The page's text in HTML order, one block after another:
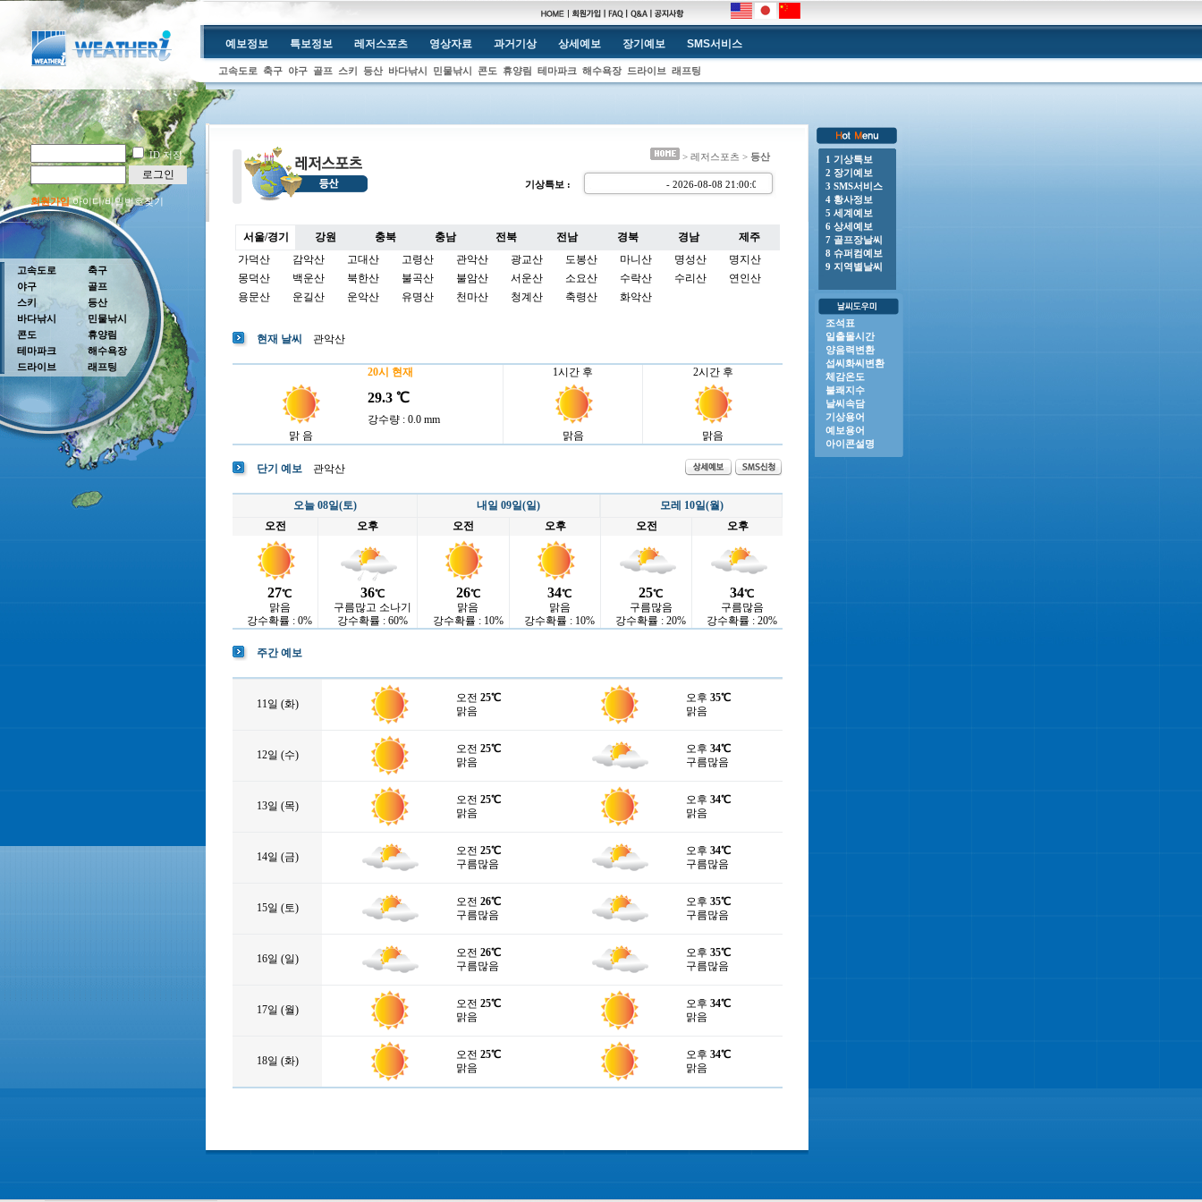
ID 저장
로그인
회원가입아이디/비밀번호찾기
예보정보 특보정보 레저스포츠 영상자료 과거기상 상세예보 장기예보 SMS서비스
고속도로 축구 야구 골프 스키 등산 바다낚시 민물낚시 콘도 휴양림 테마파크 해수욕장 드라이브 래프팅
> 레저스포츠 > 등산
기상특보 : - 2026-08-08 21:00:00 o 강풍주의보 : 전라남도(거문도.초도, 완도여서도), 제주도(제주도산지, 추자도, 제주시동부, 서귀
고속도로
야구
스키
바다낚시
콘도
테마파크
드라이브
축구
골프
등산
민물낚시
휴양림
해수욕장
래프팅
서울/경기 강원 충북 충남 전북 전남 경북 경남
제주
가덕산
감악산 고대산 고령산 관악산 광교산 도봉산 마니산 명성산
명지산
몽덕산
백운산 북한산 불곡산 불암산 서운산 소요산 수락산 수리산
연인산
용문산
운길산 운악산 유명산 천마산 청계산 축령산 화악산
현재 날씨 관악산
맑 음
20시 현재
29.3 ℃
강수량 : 0.0 mm
1시간 후
맑음
2시간 후
맑음
단기 예보 관악산
오늘 08일(토) 내일 09일(일)
모레 10일(월)
오전
오후 오전 오후 오전 오후
27℃
맑음
강수확률 : 0%
36℃
구름많고 소나기
강수확률 : 60%
26℃
맑음
강수확률 : 10%
34℃
맑음
강수확률 : 10%
25℃
구름많음
강수확률 : 20%
34℃
구름많음
강수확률 : 20%
주간 예보
11일 (화) 오전 25℃
맑음
오후 35℃
맑음
12일 (수) 오전 25℃
맑음
오후 34℃
구름많음
13일 (목) 오전 25℃
맑음
오후 34℃
맑음
14일 (금) 오전 25℃
구름많음
오후 34℃
구름많음
15일 (토) 오전 26℃
구름많음
오후 35℃
구름많음
16일 (일) 오전 26℃
구름많음
오후 35℃
구름많음
17일 (월) 오전 25℃
맑음
오후 34℃
맑음
18일 (화) 오전 25℃
맑음
오후 34℃
맑음
1 기상특보
2 장기예보
3 SMS서비스
4 황사정보
5 세계예보
6 상세예보
7 골프장날씨
8 슈퍼컴예보
9 지역별날씨
조석표
일출몰시간
양음력변환
섭씨화씨변환
체감온도
불쾌지수
날씨속담
기상용어
예보용어
아이콘설명